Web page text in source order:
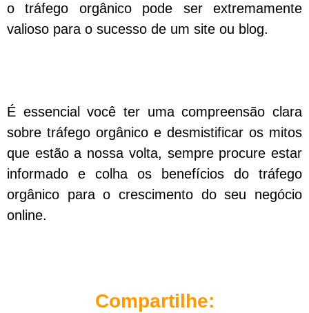
o tráfego orgânico pode ser extremamente
valioso para o sucesso de um site ou blog.
É essencial você ter uma compreensão clara
sobre tráfego orgânico e desmistificar os mitos
que estão a nossa volta, sempre procure estar
informado e colha os benefícios do tráfego
orgânico para o crescimento do seu negócio
online.
Compartilhe: